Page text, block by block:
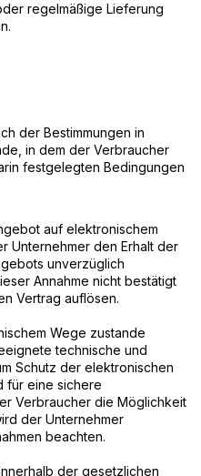
regelmäßige Lieferung
der Bestimmungen in
in dem der Verbraucher
festgelegten Bedingungen
auf elektronischem
Unternehmer den Erhalt der
unverzüglich
Annahme nicht bestätigt
Vertrag auflösen.
Wege zustande
technische und
Schutz der elektronischen
für eine sichere
Verbraucher die Möglichkeit
der Unternehmer
beachten.
der gesetzlichen